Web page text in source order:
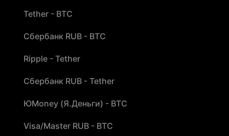
Tether - BTC
Сбербанк RUB - BTC
Ripple - Tether
Сбербанк RUB - Tether
ЮMoney (Я.Деньги) - BTC
Visa/Master RUB - BTC